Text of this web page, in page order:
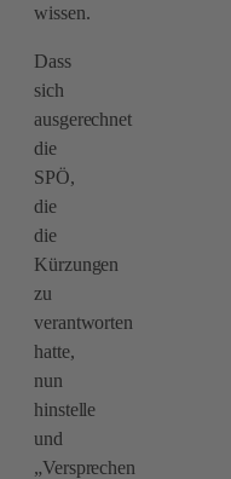
wissen.
Dass
sich
ausgerechnet
die
SPÖ,
die
die
Kürzungen
zu
verantworten
hatte,
nun
hinstelle
und
„Versprechen